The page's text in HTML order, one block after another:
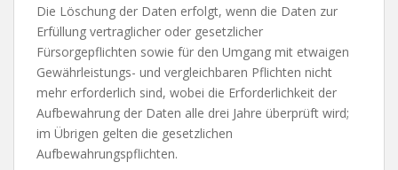
Die Löschung der Daten erfolgt, wenn die Daten zur
Erfüllung vertraglicher oder gesetzlicher
Fürsorgepflichten sowie für den Umgang mit etwaigen
Gewährleistungs- und vergleichbaren Pflichten nicht
mehr erforderlich sind, wobei die Erforderlichkeit der
Aufbewahrung der Daten alle drei Jahre überprüft wird;
im Übrigen gelten die gesetzlichen
Aufbewahrungspflichten.